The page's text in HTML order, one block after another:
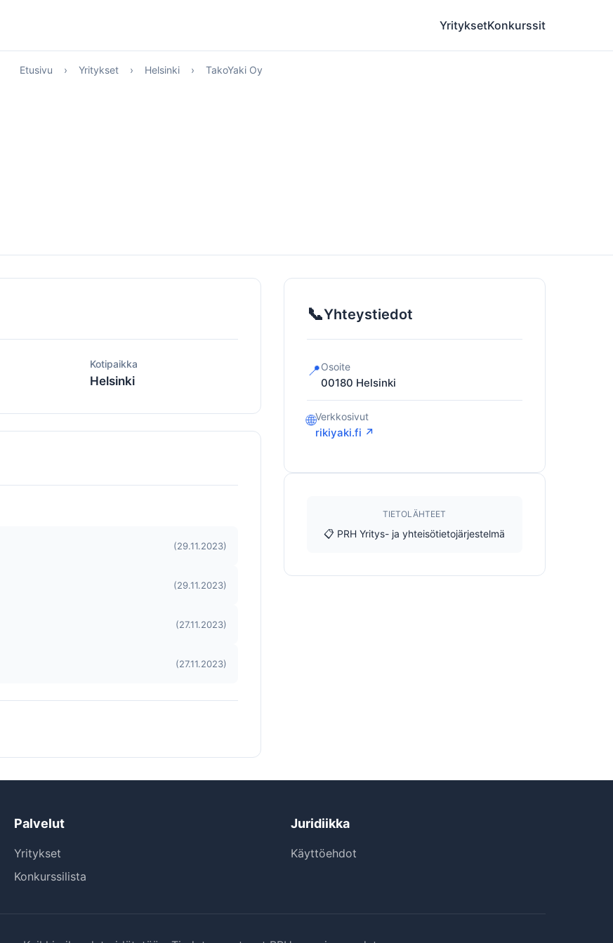
YrityksetKonkurssit
Etusivu › Yritykset › Helsinki › TakoYaki Oy
Kotipaikka
Helsinki
(29.11.2023)
(29.11.2023)
(27.11.2023)
(27.11.2023)
📞Yhteystiedot
📍Osoite
00180 Helsinki
🌐Verkkosivut
rikiyaki.fi ↗
TIETOLÄHTEET
📋 PRH Yritys- ja yhteisötietojärjestelmä
Palvelut
Yritykset
Konkurssilista
Juridiikka
Käyttöehdot